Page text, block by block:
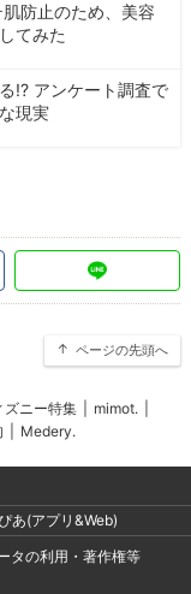
防止のため、美容
てみた
!? アンケート調査で
現実
ページの先頭へ
ズニー特集 mimot.
Medery.
あ(アプリ&Web)
タの利用・著作権等